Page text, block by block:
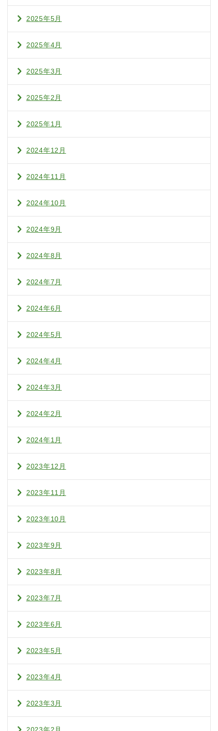
2025年5月
2025年4月
2025年3月
2025年2月
2025年1月
2024年12月
2024年11月
2024年10月
2024年9月
2024年8月
2024年7月
2024年6月
2024年5月
2024年4月
2024年3月
2024年2月
2024年1月
2023年12月
2023年11月
2023年10月
2023年9月
2023年8月
2023年7月
2023年6月
2023年5月
2023年4月
2023年3月